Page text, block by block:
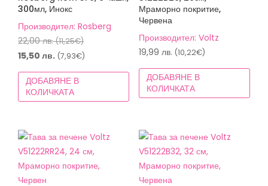
300мл, Инокс
Производител: Rosberg
22,00лв.(11,25€)Original
price
was:
15,50 лв. (7,93€)
цена
15,50 лв.
ДОБАВЯНЕ В
КОЛИЧКАТА
Мраморно покритие,
Червена
Производител: Voltz
19,99 лв. (10,22€)
ДОБАВЯНЕ В
КОЛИЧКАТА